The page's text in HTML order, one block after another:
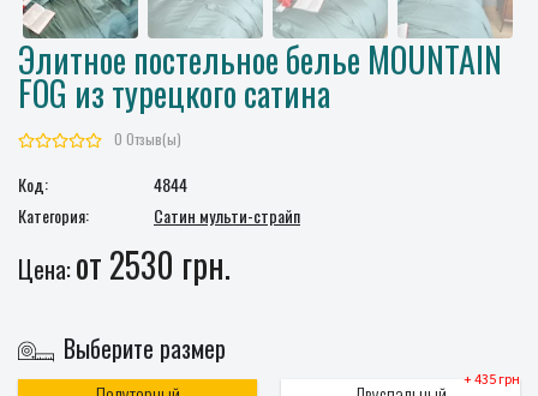
Элитное постельное белье MOUNTAIN
FOG из турецкого сатина
0 Отзыв(ы)
Код:
4844
Категория:
Сатин мульти-страйп
Цена:от 2530 грн.
Выберите размер
+ 435 грн